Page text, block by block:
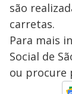
são
carretas.
Para mais
Social de
ou procure